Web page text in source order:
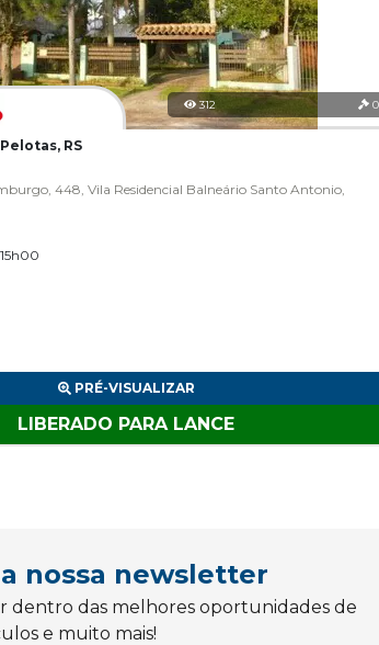
312 0
RS
448, Vila Residencial Balneário Santo Antonio,
PRÉ-VISUALIZAR
LIBERADO PARA LANCE
nossa newsletter
dentro das melhores oportunidades de
e muito mais!